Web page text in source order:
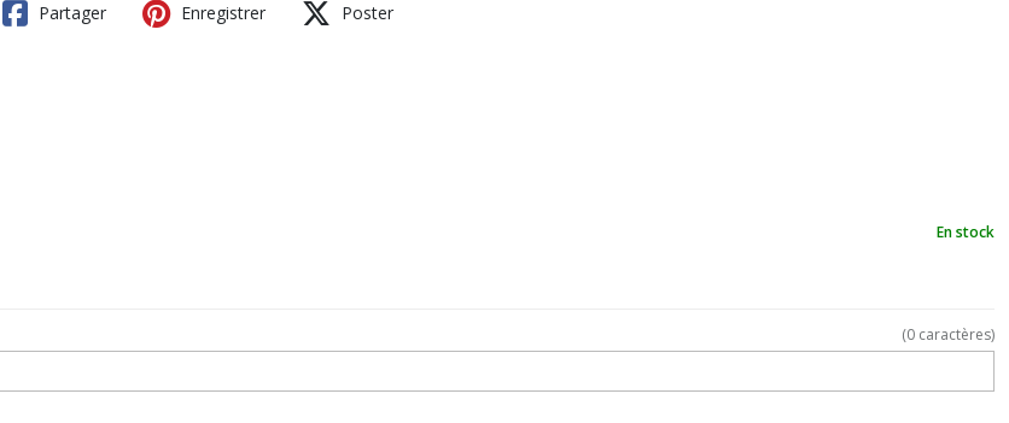
Partager Enregistrer Poster
En stock
(0 caractères)